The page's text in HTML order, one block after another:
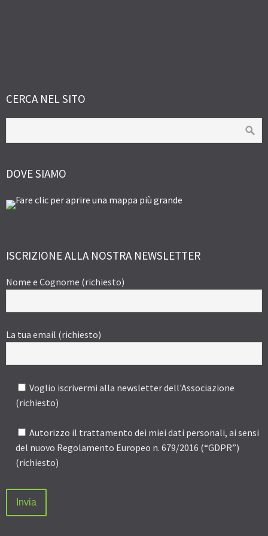
CERCA NEL SITO
DOVE SIAMO
ISCRIZIONE ALLA NOSTRA NEWSLETTER
Nome e Cognome (richiesto)
La tua email (richiesto)
Voglio iscrivermi alla newsletter dell'Associazione
(richiesto)
Autorizzo il trattamento dei miei dati personali, ai sensi
del nuovo Regolamento Europeo n. 679/2016 (“GDPR”)
(richiesto)